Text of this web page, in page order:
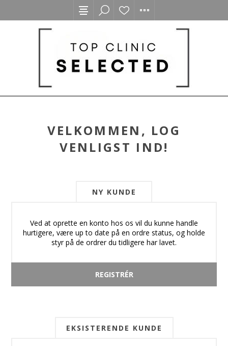
VELKOMMEN, LOG
VENLIGST IND!
NY KUNDE
Ved at oprette en konto hos os vil du kunne handle
hurtigere, være up to date på en ordre status, og holde
styr på de ordrer du tidligere har lavet.
EKSISTERENDE KUNDE